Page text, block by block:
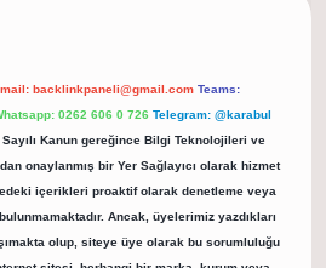
backlinkpaneli@gmail.com Teams:
0262 606 0 726 Telegram: @karabul
Kanun gereğince Bilgi Teknolojileri ve
onaylanmış bir Yer Sağlayıcı olarak hizmet
içerikleri proaktif olarak denetleme veya
Ancak, üyelerimiz yazdıkları
olup, siteye üye olarak bu sorumluluğu